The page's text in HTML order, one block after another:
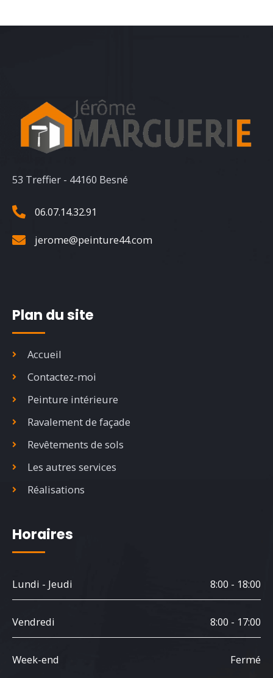
53 Treffier - 44160 Besné
06.07.14.32.91
jerome@peinture44.com
Plan du site
Accueil
Contactez-moi
Peinture intérieure
Ravalement de façade
Revêtements de sols
Les autres services
Réalisations
Horaires
Lundi - Jeudi 8:00 - 18:00
Vendredi 8:00 - 17:00
Week-end Fermé